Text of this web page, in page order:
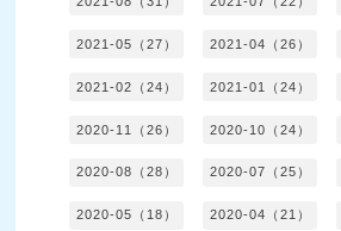
2021-05（27） 2021-04（26）
2021-02（24） 2021-01（24）
2020-11（26） 2020-10（24）
2020-08（28） 2020-07（25）
2020-05（18） 2020-04（21）